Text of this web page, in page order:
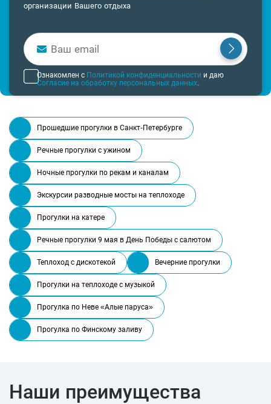
организации Вашего отдыха
Ознакомлен с Политикой конфиденциальности и даю
Согласие на обработку персональных данных.
Прошедшие прогулки в Санкт-Петербурге
Речные прогулки с ужином
Ночные прогулки по рекам и каналам
Экскурсии разводные мосты на теплоходе
Прогулки на катере
Речные прогулки 9 мая в День Победы с салютом
Теплоход с дискотекой Вечерние прогулки
Прогулки на теплоходе с музыкой
Прогулка по Неве «Алые паруса»
Прогулка по Финскому заливу
Наши преимущества